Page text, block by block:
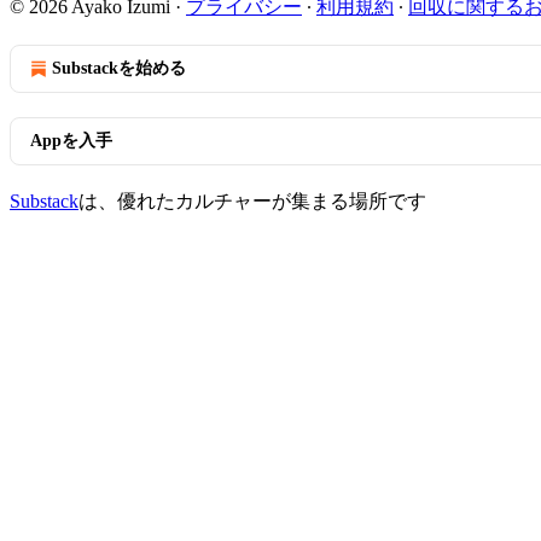
© 2026 Ayako Izumi · プライバシー ∙ 利用規約 ∙ 回収に関する
Substackを始める
Appを入手
Substackは、優れたカルチャーが集まる場所です